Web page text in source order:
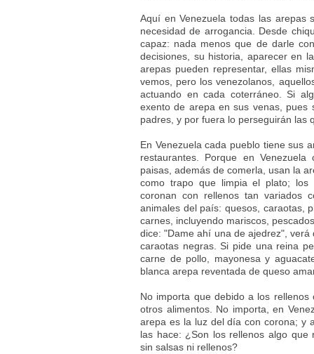
Aquí en Venezuela todas las arepas
necesidad de arrogancia. Desde
capaz: nada menos que de darle
decisiones, su historia, aparecer en
arepas pueden representar, ellas
vemos, pero los venezolanos,
actuando en cada coterráneo. Si
exento de arepa en sus venas, pues
padres, y por fuera lo perseguirán las
En Venezuela cada pueblo tiene sus
restaurantes. Porque en
paisas, además de comerla, usan la
como trapo que limpia el plato; los
coronan con rellenos tan variados
animales del país: quesos, caraotas,
carnes, incluyendo mariscos,
dice: "Dame ahí una de ajedrez",
caraotas negras. Si pide una reina
carne de pollo, mayonesa y
blanca arepa reventada de queso
No importa que debido a los
otros alimentos. No importa, en
arepa es la luz del día con corona; y
las hace: ¿Son los rellenos algo
sin salsas ni rellenos?